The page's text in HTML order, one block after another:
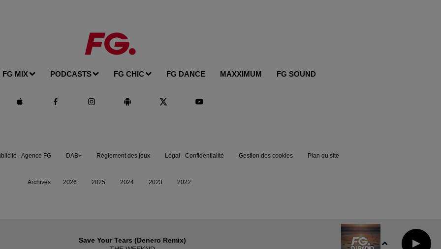
FG MIX PODCASTS FG CHIC FG DANCE MAXXIMUM FG SOUND
Save Your Tears (denero Remix)
- Agence FG DAB+ Règlement des jeux Légal - Confidentialité Gestion des cookies Plan du site
Archives 2026 2025 2024 2023 2022